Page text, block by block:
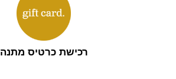
רכישת כרטיס מתנה